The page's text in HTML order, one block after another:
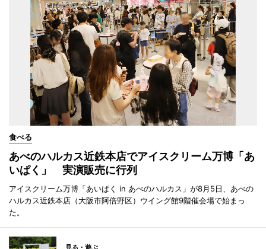
食べる
あべのハルカス近鉄本店でアイスクリーム万博「あ
いぱく」 実演販売に行列
アイスクリーム万博「あいぱく in あべのハルカス」が8月5日、あべの
ハルカス近鉄本店（大阪市阿倍野区）ウイング館9階催会場で始まっ
た。
見る・遊ぶ